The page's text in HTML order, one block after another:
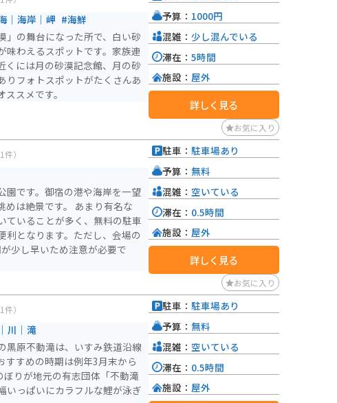
｜海岸｜岬 #海鮮
」の舞台になった所で、白い砂
味わえるスポットです。家族連
くには月の砂漠記念館、月の砂
りフォトスポットがたくさんあ
スメです。
予算： 1000円
混雑： 少し混んでいる
滞在： 5時間
施設： 屋外
詳しく見る
お気に入り
件）
園です。御宿の港や海岸を一望
す。 あまり有名な
ていることが多く、無料の駐車
利となります。ただし、会場の
少し早いため注意が必要で
駐車： 駐車場あり
予算： 無料
混雑： 空いている
滞在： 0.5時間
施設： 屋外
詳しく見る
お気に入り
件）
川｜滝
黒原不動滝は、いすみ鉄道沿線
すすめの時期は例年3月末から
りが地元の有志団体「不動滝
いっぱいにカラフルな鯉が泳ぎ
駐車： 駐車場あり
予算： 無料
混雑： 空いている
滞在： 0.5時間
施設： 屋外